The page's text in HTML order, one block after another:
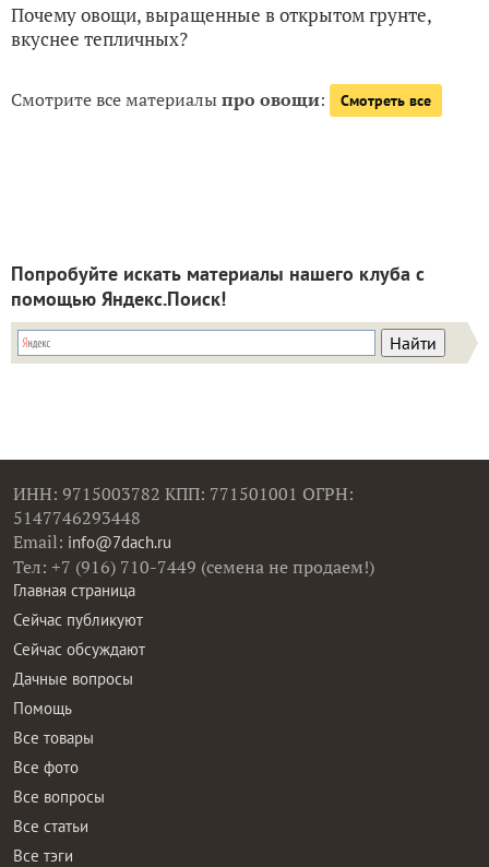
Почему овощи, выращенные в открытом грунте,
вкуснее тепличных?
Смотрите все материалыпро овощи: Смотреть все
Попробуйте искать материалы нашего клуба с
помощью Яндекс.Поиск!
ИНН: 9715003782 КПП: 771501001 ОГРН:
5147746293448
Email: info@7dach.ru
Тел: +7 (916) 710-7449 (семена не продаем!)
Главная страница
Сейчас публикуют
Сейчас обсуждают
Дачные вопросы
Помощь
Все товары
Все фото
Все вопросы
Все статьи
Все тэги